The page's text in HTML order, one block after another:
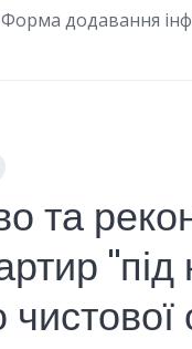
Форма додавання
та